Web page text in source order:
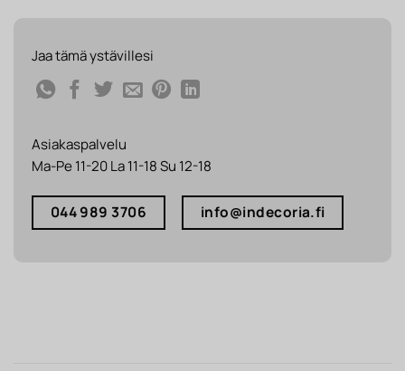
Jaa tämä ystävillesi
Asiakaspalvelu
Ma-Pe 11-20 La 11-18 Su 12-18
044 989 3706 info@indecoria.fi